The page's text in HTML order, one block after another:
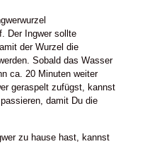
Der Ingwer sollte
der Wurzel die
Sobald das Wasser
ca. 20 Minuten weiter
geraspelt zufügst, kannst
damit Du die
zu hause hast, kannst